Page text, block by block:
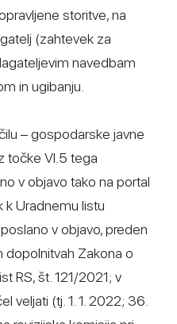
storitve, na
(zahtevek za
navedbam
in ugibanju.
– gospodarske javne
točke VI.5 tega
v objavo tako na portal
k Uradnemu listu
v objavo, preden
dopolnitvah Zakona o
RS, št. 121/2021; v
veljati (tj. 1. 1. 2022; 36.